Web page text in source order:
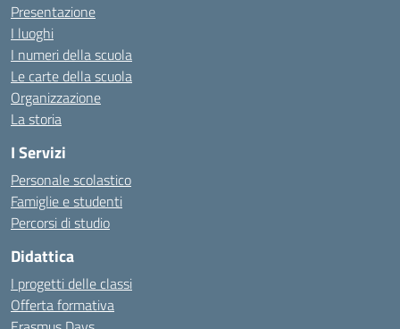
Presentazione
I luoghi
I numeri della scuola
Le carte della scuola
Organizzazione
La storia
I Servizi
Personale scolastico
Famiglie e studenti
Percorsi di studio
Didattica
I progetti delle classi
Offerta formativa